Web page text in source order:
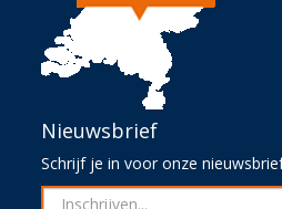
Nieuwsbrief
Schrijf je in voor onze